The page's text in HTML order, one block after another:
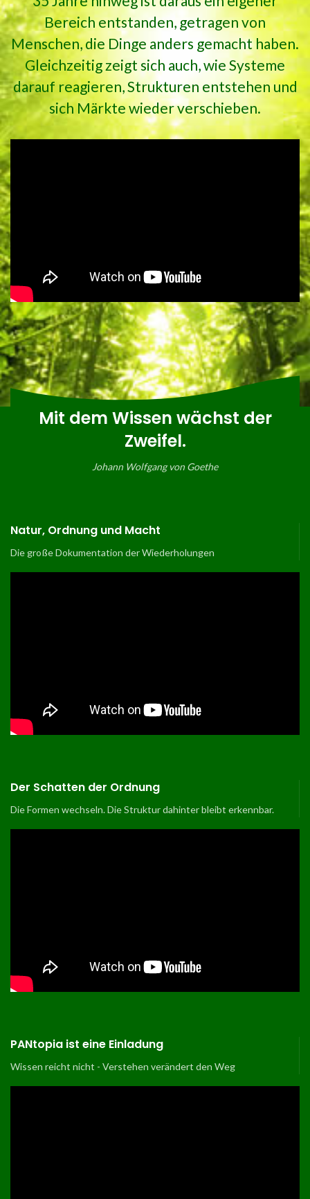
Bereich entstanden, getragen von
Menschen, die Dinge anders gemacht haben.
Gleichzeitig zeigt sich auch, wie Systeme
darauf reagieren, Strukturen entstehen und
sich Märkte wieder verschieben.
Mit dem Wissen wächst der
Zweifel.
Johann Wolfgang von Goethe
Natur, Ordnung und Macht
Die große Dokumentation der Wiederholungen
Der Schatten der Ordnung
Die Formen wechseln. Die Struktur dahinter bleibt erkennbar.
PANtopia ist eine Einladung
Wissen reicht nicht - Verstehen verändert den Weg